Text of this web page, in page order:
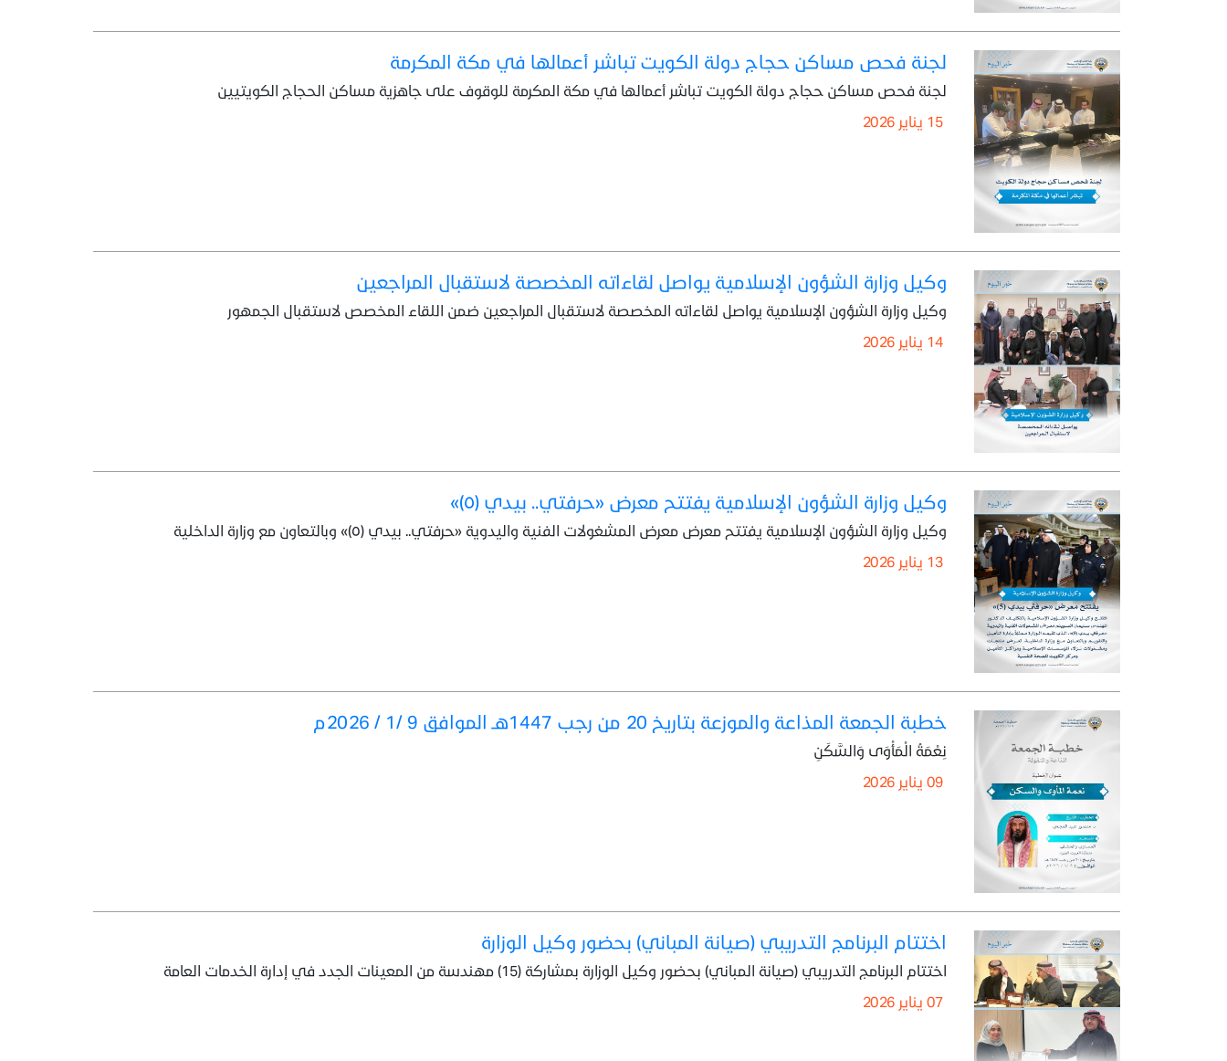
لجنة فحص مساكن حجاج دولة الكويت تباشر أعمالها في مكة المكرمة
لجنة فحص مساكن حجاج دولة الكويت تباشر أعمالها في مكة المكرمة للوقوف على جاهزية مساكن الحجاج الكويتيين
وكيل وزارة الشؤون الإسلامية يواصل لقاءاته المخصصة لاستقبال المراجعين
وكيل وزارة الشؤون الإسلامية يواصل لقاءاته المخصصة لاستقبال المراجعين ضمن اللقاء المخصص لاستقبال الجمهور
وكيل وزارة الشؤون الإسلامية يفتتح معرض «حرفتي.. بيدي (٥)»
وكيل وزارة الشؤون الإسلامية يفتتح معرض معرض المشغولات الفنية واليدوية «حرفتي.. بيدي (٥)» وبالتعاون مع وزارة الداخلية
خطبة الجمعة المذاعة والموزعة بتاريخ 20 من رجب 1447هـ الموافق 9 /1 / 2026م
نِعْمَةُ الْمَأْوَى وَالسَّكَنِ
اختتام البرنامج التدريبي (صيانة المباني) بحضور وكيل الوزارة
اختتام البرنامج التدريبي (صيانة المباني) بحضور وكيل الوزارة بمشاركة (15) مهندسة من المعينات الجدد في إدارة الخدمات العامة